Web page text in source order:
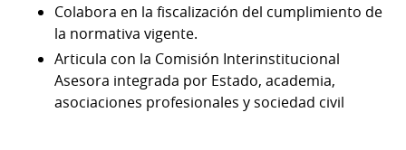
Colabora en la fiscalización del cumplimiento de
la normativa vigente.
Articula con la Comisión Interinstitucional
Asesora integrada por Estado, academia,
asociaciones profesionales y sociedad civil